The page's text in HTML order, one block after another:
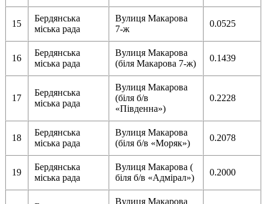
15
Бердянська
міська рада
Вулиця Макарова
7-ж
0.0525
16
Бердянська
міська рада
Вулиця Макарова
(біля Макарова 7-ж)
0.1439
17
Бердянська
міська рада
Вулиця Макарова
(біля б/в
«Південна»)
0.2228
18
Бердянська
міська рада
Вулиця Макарова
(біля б/в «Моряк»)
0.2078
19
Бердянська
міська рада
Вулиця Макарова (
біля б/в «Адмірал»)
0.2000
Вулиця Макарова